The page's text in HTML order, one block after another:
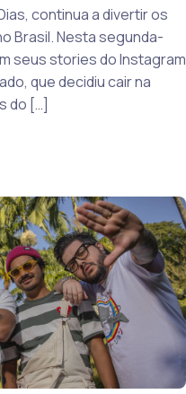
continua a divertir os
Brasil. Nesta segunda-
seus stories do Instagram
que decidiu cair na
do […]